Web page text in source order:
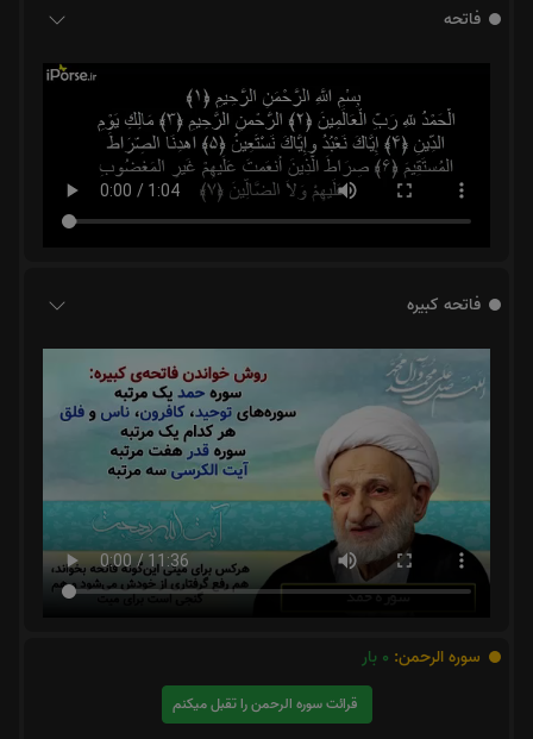
فاتحه
فاتحه کبیره
سوره الرحمن: 0 بار
قرائت سوره الرحمن را تقبل میکنم